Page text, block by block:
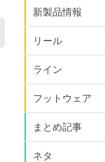
新製品情報
リール
ライン
フットウェア
まとめ記事
ネタ